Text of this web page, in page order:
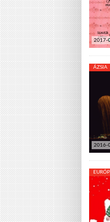
2017-
2016-
ÁZSIA